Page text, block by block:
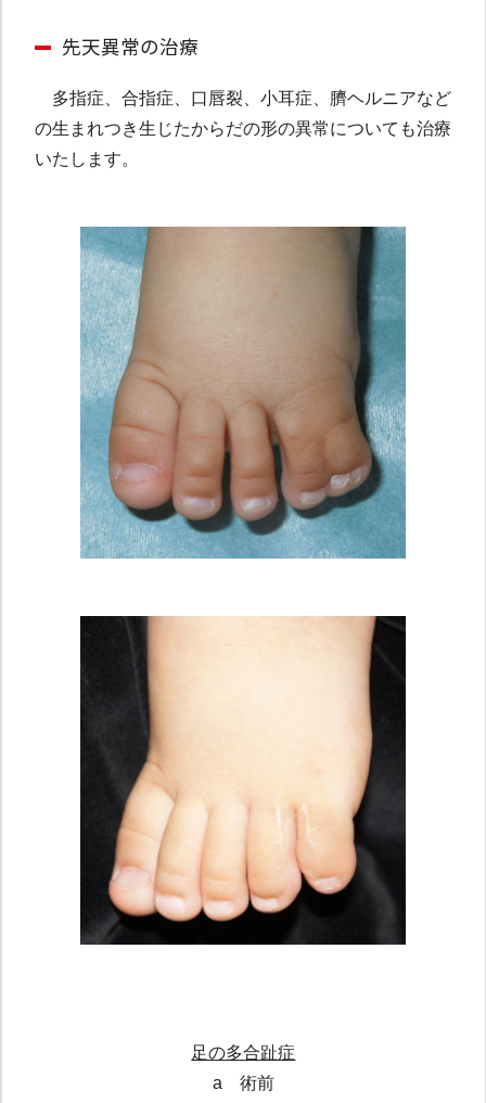
先天異常の治療
多指症、合指症、口唇裂、小耳症、臍ヘルニアなど
の生まれつき生じたからだの形の異常についても治療
いたします。
足の多合趾症
a 術前